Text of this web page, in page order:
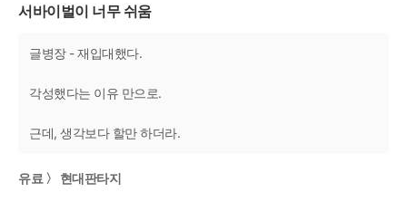
서바이벌이 너무 쉬움
글병장 - 재입대했다.
각성했다는 이유 만으로.
근데, 생각보다 할만 하더라.
유료 〉 현대판타지